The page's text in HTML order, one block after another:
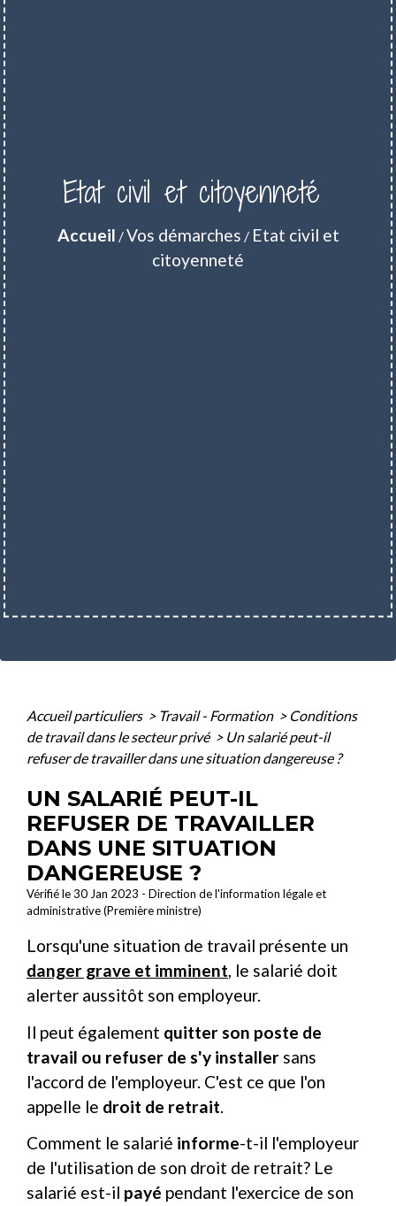
Etat civil et citoyenneté
Accueil /Vos démarches / Etat civil et
citoyenneté
Accueil particuliers > Travail - Formation > Conditions
de travail dans le secteur privé > Un salarié peut-il
refuser de travailler dans une situation dangereuse ?
UN SALARIÉ PEUT-IL
REFUSER DE TRAVAILLER
DANS UNE SITUATION
DANGEREUSE ?
Vérifié le 30 Jan 2023 - Direction de l'information légale et
administrative (Première ministre)
Lorsqu'une situation de travail présente un
danger grave et imminent, le salarié doit
alerter aussitôt son employeur.
Il peut également quitter son poste de
travail ou refuser de s'y installer sans
l'accord de l'employeur. C'est ce que l'on
appelle le droit de retrait.
Comment le salarié informe-t-il l'employeur
de l'utilisation de son droit de retrait? Le
salarié est-il payé pendant l'exercice de son